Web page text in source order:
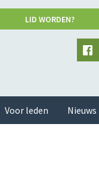
LID WORDEN?
Voor leden Nieuws